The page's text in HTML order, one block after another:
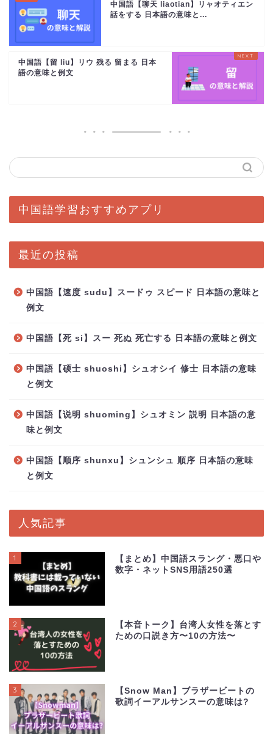
中国語【聊天 liaotian】リャオティエン
話をする 日本語の意味と...
中国語【留 liu】リウ 残る 留まる 日本
語の意味と例文
中国語学習おすすめアプリ
最近の投稿
中国語【速度 sudu】スードゥ スピード 日本語の意味と
例文
中国語【死 si】スー 死ぬ 死亡する 日本語の意味と例文
中国語【硕士 shuoshi】シュオシイ 修士 日本語の意味
と例文
中国語【说明 shuoming】シュオミン 説明 日本語の意
味と例文
中国語【顺序 shunxu】シュンシュ 順序 日本語の意味
と例文
人気記事
1
【まとめ】中国語スラング・悪口や
数字・ネットSNS用語250選
2
【本音トーク】台湾人女性を落とす
ための口説き方〜10の方法〜
3
【Snow Man】ブラザービートの
歌詞イーアルサンスーの意味は?